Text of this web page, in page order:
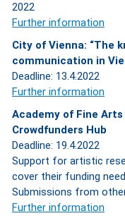
2022
Further information
City of Vienna: “The
communication in
Deadline: 13.4.2022
Further information
Academy of Fine
Crowdfunders Hub
Deadline: 19.4.2022
Support for artistic
cover their funding
Submissions from
Further information